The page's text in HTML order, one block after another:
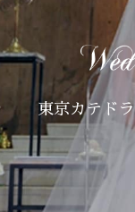
東京カテド